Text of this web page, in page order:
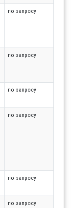
по запросу
по запросу
по запросу
по запросу
по запросу
по запросу